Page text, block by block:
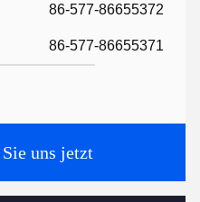
86-577-86655372
86-577-86655371
uns jetzt